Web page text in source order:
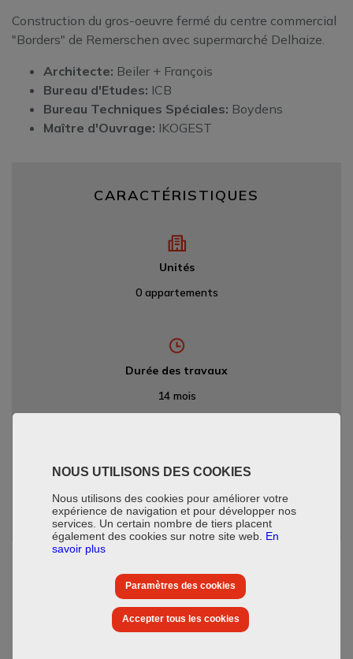
Construction du gros-oeuvre fermé du centre commercial
"Borders" de Remerschen avec supermarché Delhaize.
Architecte: Beiler + François
Bureau d'Etudes: ICB
Bureau Techniques Spéciales: Boydens
Maître d'Ouvrage: IKOGEST
CARACTÉRISTIQUES
Unités
0 appartements
Durée des travaux
14 mois
Date de livraison
Octobre 2017
NOUS UTILISONS DES COOKIES
Nous utilisons des cookies pour améliorer votre
expérience de navigation et pour développer nos
services. Un certain nombre de tiers placent
également des cookies sur notre site web. En
savoir plus
Paramètres des cookies
Accepter tous les cookies